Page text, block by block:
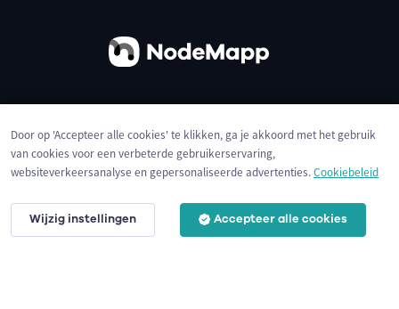
Privacybeleid Cookies
Door op 'Accepteer alle cookies' te klikken, ga je akkoord met het gebruik
van cookies voor een verbeterde gebruikerservaring,
websiteverkeersanalyse en gepersonaliseerde advertenties.Cookiebeleid
Wijzig instellingen Accepteer alle cookies